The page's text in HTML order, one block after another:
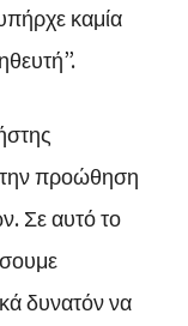
καμία
προώθηση
Σε αυτό το
δυνατόν να